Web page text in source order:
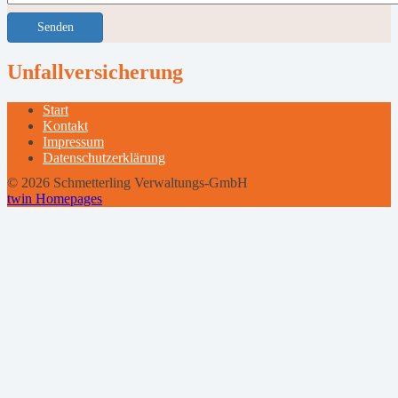
Senden
Unfallversicherung
Start
Kontakt
Impressum
Datenschutzerklärung
© 2026 Schmetterling Verwaltungs-GmbH
twin Homepages